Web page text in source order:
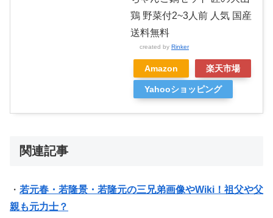
鶏 野菜付2~3人前 人気 国産
送料無料
created by Rinker
Amazon 楽天市場
Yahooショッピング
関連記事
・ 若元春・若隆景・若隆元の三兄弟画像やWiki！祖父や父
親も元力士？